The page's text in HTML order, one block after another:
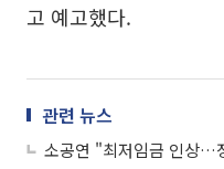
고 예고했다.
관련 뉴스